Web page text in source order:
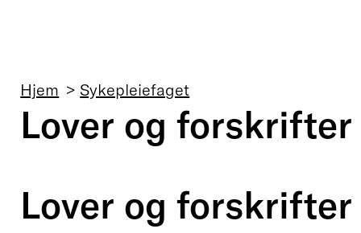
Navigasjonssti
Hjem Sykepleiefaget
Lover og forskrifter
Lover og forskrifter